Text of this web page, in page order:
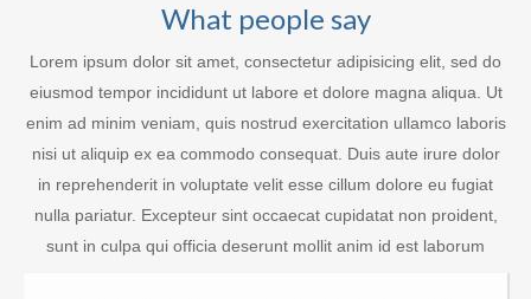
What people say
Lorem ipsum dolor sit amet, consectetur adipisicing elit, sed do
eiusmod tempor incididunt ut labore et dolore magna aliqua. Ut
enim ad minim veniam, quis nostrud exercitation ullamco laboris
nisi ut aliquip ex ea commodo consequat. Duis aute irure dolor
in reprehenderit in voluptate velit esse cillum dolore eu fugiat
nulla pariatur. Excepteur sint occaecat cupidatat non proident,
sunt in culpa qui officia deserunt mollit anim id est laborum